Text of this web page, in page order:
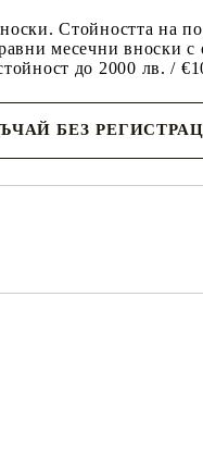
Стойността на
месечни вноски с
до 2000 лв. /
БЕЗ